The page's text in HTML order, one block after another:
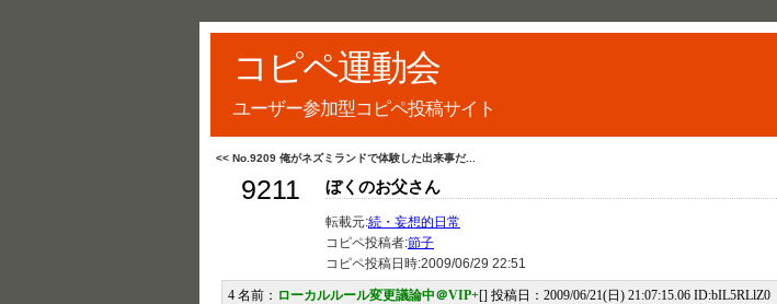
コピペ運動会
ユーザー参加型コピペ投稿サイト
<< No.9209 俺がネズミランドで体験した出来事だ...
9211 ぼくのお父さん
転載元:続・妄想的日常
コピペ投稿者:節子
コピペ投稿日時:2009/06/29 22:51
4 名前： ローカルルール変更議論中＠VIP+[] 投稿日：2009/06/21(日) 21:07:15.06 ID:bIL5RLlZ0